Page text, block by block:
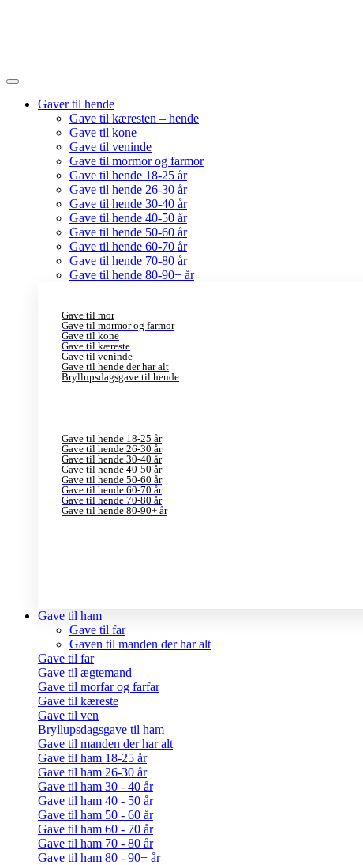
Gaver til hende
Gave til kæresten – hende
Gave til kone
Gave til veninde
Gave til mormor og farmor
Gave til hende 18-25 år
Gave til hende 26-30 år
Gave til hende 30-40 år
Gave til hende 40-50 år
Gave til hende 50-60 år
Gave til hende 60-70 år
Gave til hende 70-80 år
Gave til hende 80-90+ år
Gave til mor
Gave til mormor og farmor
Gave til kone
Gave til kæreste
Gave til veninde
Gave til hende der har alt
Bryllupsdagsgave til hende
Gave til hende 18-25 år
Gave til hende 26-30 år
Gave til hende 30-40 år
Gave til hende 40-50 år
Gave til hende 50-60 år
Gave til hende 60-70 år
Gave til hende 70-80 år
Gave til hende 80-90+ år
Gave til ham
Gave til far
Gaven til manden der har alt
Gave til far
Gave til ægtemand
Gave til morfar og farfar
Gave til kæreste
Gave til ven
Bryllupsdagsgave til ham
Gave til manden der har alt
Gave til ham 18-25 år
Gave til ham 26-30 år
Gave til ham 30 - 40 år
Gave til ham 40 - 50 år
Gave til ham 50 - 60 år
Gave til ham 60 - 70 år
Gave til ham 70 - 80 år
Gave til ham 80 - 90+ år